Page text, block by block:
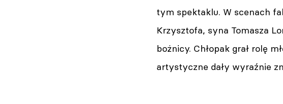
tym spektaklu. W scenach
Krzysztofa, syna Tomasza
bożnicy. Chłopak grał rolę
artystyczne dały wyraźnie